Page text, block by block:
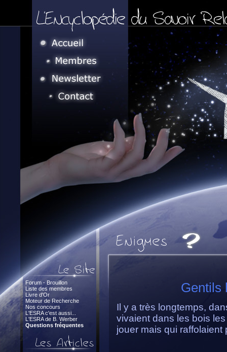
Forum - Brouillon
Liste des membres
Livre d'Or
Moteur de Recherche
Nos concours
L'ESRA c'est aussi...
L'ESRA de B. Werber
Questions fréquentes
Gentils
Il y a très longtemps,
vivaient dans les bois
jouer mais qui